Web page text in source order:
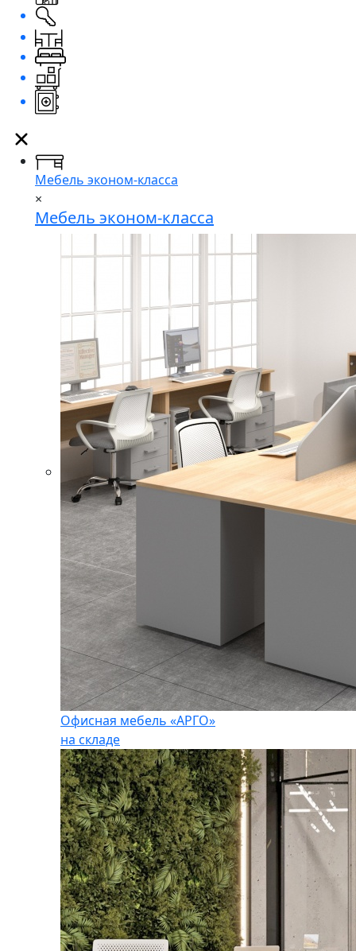
Мебель эконом-класса
×
Мебель эконом-класса
Офисная мебель «АРГО»
на складе